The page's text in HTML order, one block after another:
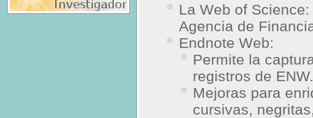
La Web of
Agencia de
Endnote Web:
Permite la
registros de ENW.
Mejoras para
cursivas,